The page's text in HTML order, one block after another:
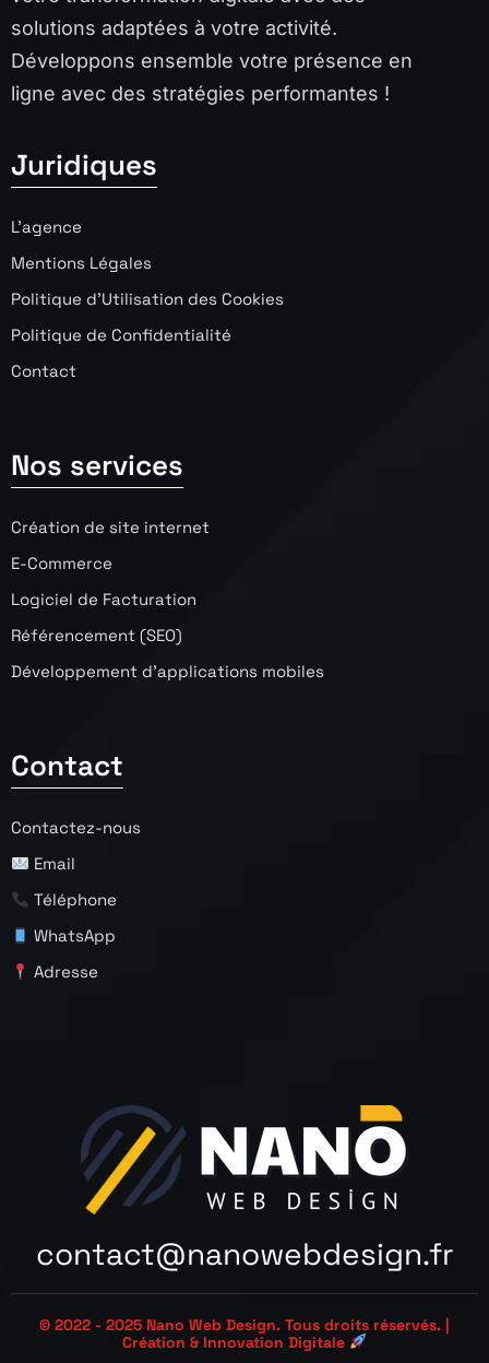
solutions adaptées à votre activité.
Développons ensemble votre présence en
ligne avec des stratégies performantes !
Juridiques
L’agence
Mentions Légales
Politique d’Utilisation des Cookies
Politique de Confidentialité
Contact
Nos services
Création de site internet
E-Commerce
Logiciel de Facturation
Référencement (SEO)
Développement d’applications mobiles
Contact
Contactez-nous
Email
Téléphone
WhatsApp
Adresse
contact@nanowebdesign.fr
© 2022 - 2025 Nano Web Design. Tous droits réservés. |
Création & Innovation Digitale